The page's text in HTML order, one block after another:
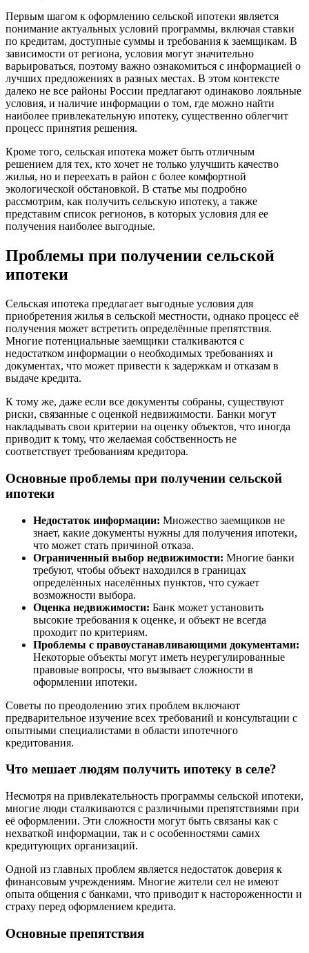
Первым шагом к оформлению сельской ипотеки является
понимание актуальных условий программы, включая ставки
по кредитам, доступные суммы и требования к заемщикам. В
зависимости от региона, условия могут значительно
варьироваться, поэтому важно ознакомиться с информацией о
лучших предложениях в разных местах. В этом контексте
далеко не все районы России предлагают одинаково лояльные
условия, и наличие информации о том, где можно найти
наиболее привлекательную ипотеку, существенно облегчит
процесс принятия решения.
Кроме того, сельская ипотека может быть отличным
решением для тех, кто хочет не только улучшить качество
жилья, но и переехать в район с более комфортной
экологической обстановкой. В статье мы подробно
рассмотрим, как получить сельскую ипотеку, а также
представим список регионов, в которых условия для ее
получения наиболее выгодные.
Проблемы при получении сельской
ипотеки
Сельская ипотека предлагает выгодные условия для
приобретения жилья в сельской местности, однако процесс её
получения может встретить определённые препятствия.
Многие потенциальные заемщики сталкиваются с
недостатком информации о необходимых требованиях и
документах, что может привести к задержкам и отказам в
выдаче кредита.
К тому же, даже если все документы собраны, существуют
риски, связанные с оценкой недвижимости. Банки могут
накладывать свои критерии на оценку объектов, что иногда
приводит к тому, что желаемая собственность не
соответствует требованиям кредитора.
Основные проблемы при получении сельской
ипотеки
Недостаток информации: Множество заемщиков не
знает, какие документы нужны для получения ипотеки,
что может стать причиной отказа.
Ограниченный выбор недвижимости: Многие банки
требуют, чтобы объект находился в границах
определённых населённых пунктов, что сужает
возможности выбора.
Оценка недвижимости: Банк может установить
высокие требования к оценке, и объект не всегда
проходит по критериям.
Проблемы с правоустанавливающими документами:
Некоторые объекты могут иметь неурегулированные
правовые вопросы, что вызывает сложности в
оформлении ипотеки.
Советы по преодолению этих проблем включают
предварительное изучение всех требований и консультации с
опытными специалистами в области ипотечного
кредитования.
Что мешает людям получить ипотеку в селе?
Несмотря на привлекательность программы сельской ипотеки,
многие люди сталкиваются с различными препятствиями при
её оформлении. Эти сложности могут быть связаны как с
нехваткой информации, так и с особенностями самих
кредитующих организаций.
Одной из главных проблем является недостаток доверия к
финансовым учреждениям. Многие жители сел не имеют
опыта общения с банками, что приводит к настороженности и
страху перед оформлением кредита.
Основные препятствия